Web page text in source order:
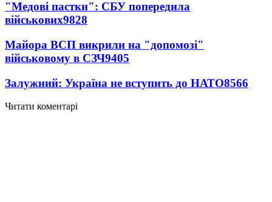
"Медові пастки": СБУ попередила
військових9828
Майора ВСП викрили на "допомозі"
військовому в СЗЧ9405
Залужний: Україна не вступить до НАТО8566
Читати коментарі